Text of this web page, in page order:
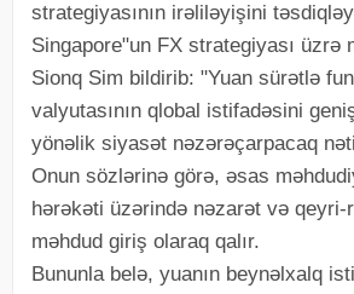
strategiyasının irəliləyişini
Singapore"un FX strategiyası üzrə
Sionq Sim bildirib: "Yuan sürətlə
valyutasının qlobal istifadəsini
yönəlik siyasət nəzərəçarpacaq
Onun sözlərinə görə, əsas
hərəkəti üzərində nəzarət və
məhdud giriş olaraq qalır.
Bununla belə, yuanın beynəlxalq